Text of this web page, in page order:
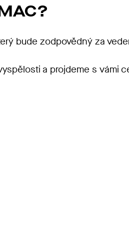
bude zodpovědný za
a projdeme s vámi